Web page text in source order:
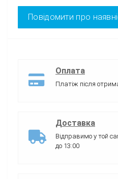
Повідомити про
Оплата
Платіж після
Доставка
Відправимо у той
до 13:00